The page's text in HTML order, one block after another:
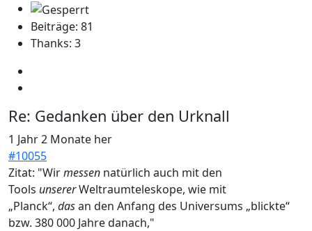
Beiträge: 81
Thanks: 3
Re: Gedanken über den Urknall
1 Jahr 2 Monate her
#10055
Zitat: "Wirmessen natürlich auch mit den
Tools unsererWeltraumteleskope, wie mit
„Planck“, dasan den Anfang des Universums „blickte“
bzw. 380 000 Jahre danach,"